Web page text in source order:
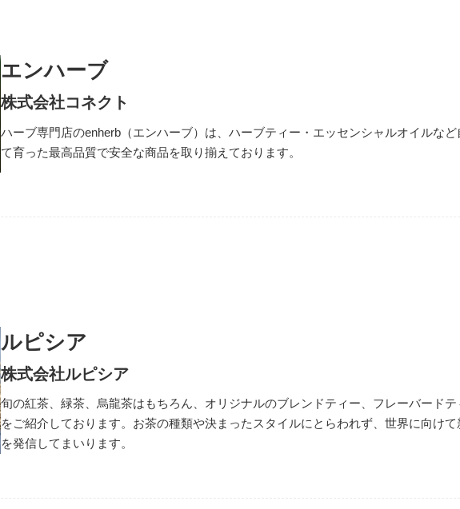
エンハーブ
株式会社コネクト
ハーブ専門店のenherb（エンハーブ）は、ハーブティー・エッセンシャルオイルな
て育った最高品質で安全な商品を取り揃えております。
ルピシア
株式会社ルピシア
旬の紅茶、緑茶、烏龍茶はもちろん、オリジナルのブレンドティー、フレーバード
をご紹介しております。お茶の種類や決まったスタイルにとらわれず、世界に向け
を発信してまいります。